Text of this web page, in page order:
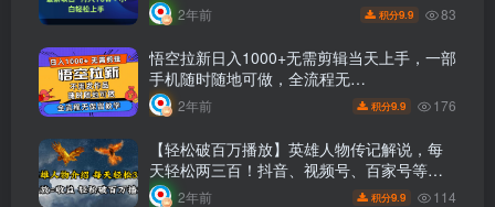
2年前 积分9.9 83
悟空拉新日入1000+无需剪辑当天上手，一部
手机随时随地可做，全流程无…
2年前 积分9.9 176
【轻松破百万播放】英雄人物传记解说，每
天轻松两三百！抖音、视频号、百家号等平
台流量通吃，播放等于收益！
2年前 积分9.9 114